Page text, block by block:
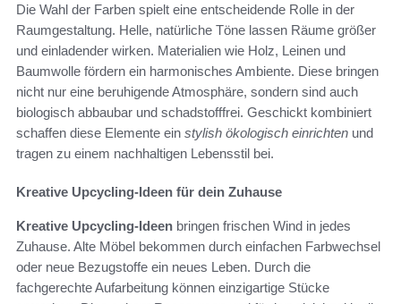
Die Wahl der Farben spielt eine entscheidende Rolle in der
Raumgestaltung. Helle, natürliche Töne lassen Räume größer
und einladender wirken. Materialien wie Holz, Leinen und
Baumwolle fördern ein harmonisches Ambiente. Diese bringen
nicht nur eine beruhigende Atmosphäre, sondern sind auch
biologisch abbaubar und schadstofffrei. Geschickt kombiniert
schaffen diese Elemente ein stylish ökologisch einrichten und
tragen zu einem nachhaltigen Lebensstil bei.
Kreative Upcycling-Ideen für dein Zuhause
Kreative Upcycling-Ideen bringen frischen Wind in jedes
Zuhause. Alte Möbel bekommen durch einfachen Farbwechsel
oder neue Bezugstoffe ein neues Leben. Durch die
fachgerechte Aufarbeitung können einzigartige Stücke